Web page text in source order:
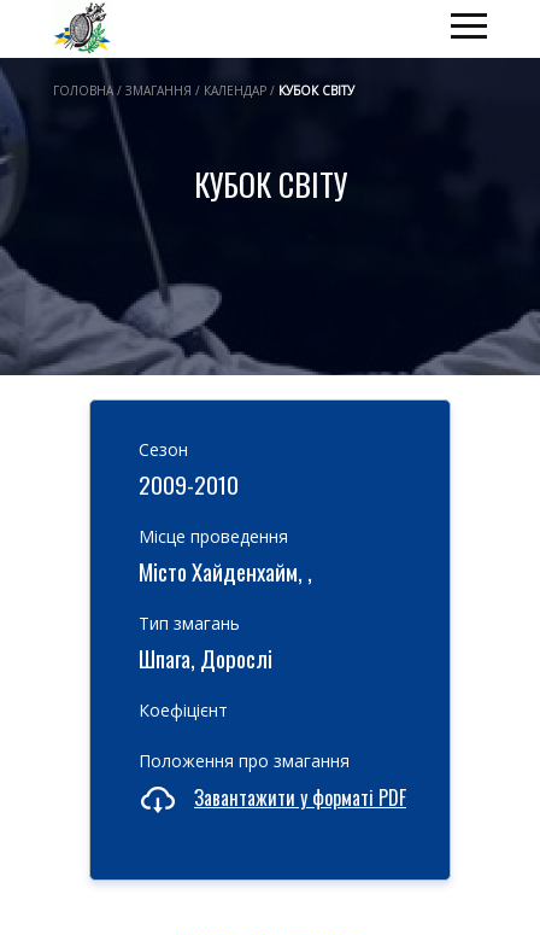
ГОЛОВНА / ЗМАГАННЯ / КАЛЕНДАР / КУБОК СВІТУ
КУБОК СВІТУ
Cезон
2009-2010
Місце проведення
Місто Хайденхайм, ,
Тип змагань
Шпага, Дорослі
Коефіцієнт
Положення про змагання
Завантажити у форматі PDF